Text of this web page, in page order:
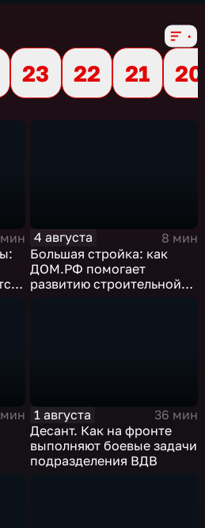
23 22 21
20
4 августа
8 мин
Большая стройка: как
ДОМ.РФ помогает
развитию строительной
1 августа
36 мин
Десант. Как на фронте
выполняют боевые задачи
подразделения ВДВ